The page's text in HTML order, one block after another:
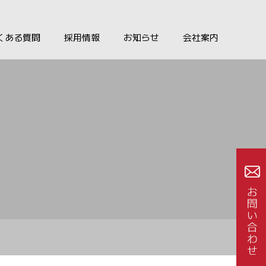
ある質問 採用情報 お知らせ 会社案内